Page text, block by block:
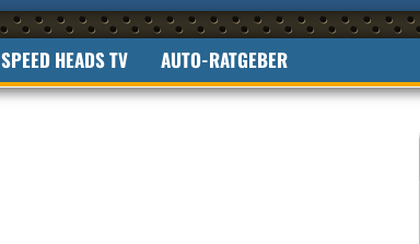
SPEED HEADS TV AUTO-RATGEBER